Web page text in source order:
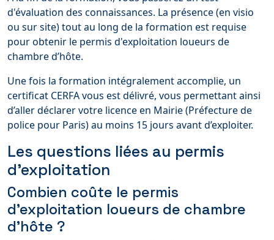
d'évaluation des connaissances. La présence (en visio
ou sur site) tout au long de la formation est requise
pour obtenir le permis d'exploitation loueurs de
chambre d’hôte.
Une fois la formation intégralement accomplie, un
certificat CERFA vous est délivré, vous permettant ainsi
d’aller déclarer votre licence en Mairie (Préfecture de
police pour Paris) au moins 15 jours avant d’exploiter.
Les questions liées au permis
d'exploitation
Combien coûte le permis
d'exploitation loueurs de chambre
d’hôte ?